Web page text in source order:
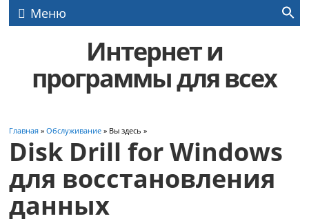
Меню
Интернет и
программы для всех
Главная »Обслуживание » Вы здесь »
Disk Drill for Windows
для восстановления
данных